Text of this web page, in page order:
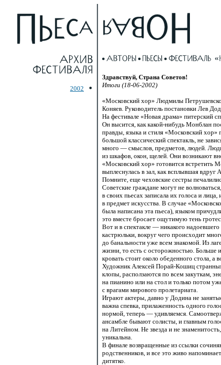
2002
Здравствуй, Страна Советов!
Итоги (18-06-2002)
«Московский хор» Людмилы
Коняев. Руководитель постановки Лев
На фестивале «Новая драма» питерский
Он высится, каккакой-нибудь Монблан
правды, языка и стиля «Московский
большой классический спектакль, не
много — смыслов, предметов, людей.
из шкафов, окон, щелей. Они возникают
«Московский хор» готовится встретить
выплеснулась в зал, как всплывшая вдруг
Помните, еще чеховские сестры
Советские граждане могут не
в своих пьесах записала их голоса и
в предмет искусства. В случае
была написана эта пьеса), языком
это вместе бросает ощутимую тень
Вот и в спектакле — никакого
кастрюльки, вокруг чего происходит
до банальности уже всем знакомой. Из
жизни, то есть с осторожностью. Больше
кровать стоит около обеденного стола,
Художник Алексей Порай-Кошиц
клопы, расползаются по всем закуткам,
на пианино или на стол и только потом
с врагами мирового пролетариата.
Играют актеры, давно у Додина не
важна спевка, прилаженность одного
нормой, теперь — удивляемся.
ансамбле бывают солисты, и главным
на Литейном. Не звезда и не
уникальна.
В финале возвращенные из ссылки
родственников, и все это живо
дитятко.